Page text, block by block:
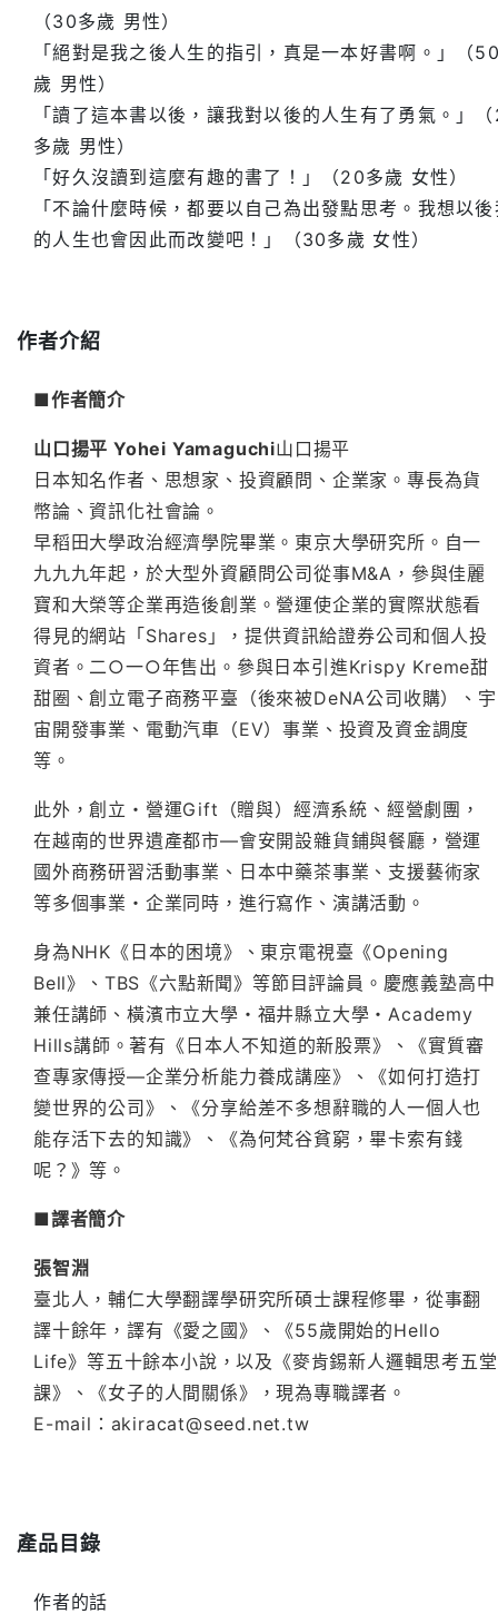
（30多歲 男性）
「絕對是我之後人生的指引，真是一本好書啊。」（
歲 男性）
「讀了這本書以後，讓我對以後的人生有了勇氣。」
多歲 男性）
「好久沒讀到這麼有趣的書了！」（20多歲 女性）
「不論什麼時候，都要以自己為出發點思考。我想以
的人生也會因此而改變吧！」（30多歲 女性）
作者介紹
■作者簡介
山口揚平 Yohei Yamaguchi山口揚平
日本知名作者、思想家、投資顧問、企業家。專長為貨
幣論、資訊化社會論。
早稻田大學政治經濟學院畢業。東京大學研究所。自一
九九九年起，於大型外資顧問公司從事M&A，參與佳麗
寶和大榮等企業再造後創業。營運使企業的實際狀態看
得見的網站「Shares」，提供資訊給證券公司和個人投
資者。二○一○年售出。參與日本引進Krispy Kreme甜
甜圈、創立電子商務平臺（後來被DeNA公司收購）、宇
宙開發事業、電動汽車（EV）事業、投資及資金調度
等。
此外，創立・營運Gift（贈與）經濟系統、經營劇團，
在越南的世界遺產都市—會安開設雜貨鋪與餐廳，營運
國外商務研習活動事業、日本中藥茶事業、支援藝術家
等多個事業・企業同時，進行寫作、演講活動。
身為NHK《日本的困境》、東京電視臺《Opening
Bell》、TBS《六點新聞》等節目評論員。慶應義塾高中
兼任講師、橫濱市立大學・福井縣立大學・Academy
Hills講師。著有《日本人不知道的新股票》、《實質審
查專家傳授—企業分析能力養成講座》、《如何打造打
變世界的公司》、《分享給差不多想辭職的人一個人也
能存活下去的知識》、《為何梵谷貧窮，畢卡索有錢
呢？》等。
■譯者簡介
張智淵
臺北人，輔仁大學翻譯學研究所碩士課程修畢，從事翻
譯十餘年，譯有《愛之國》、《55歲開始的Hello
Life》等五十餘本小說，以及《麥肯錫新人邏輯思考五堂
課》、《女子的人間關係》，現為專職譯者。
E-mail：akiracat@seed.net.tw
產品目錄
作者的話